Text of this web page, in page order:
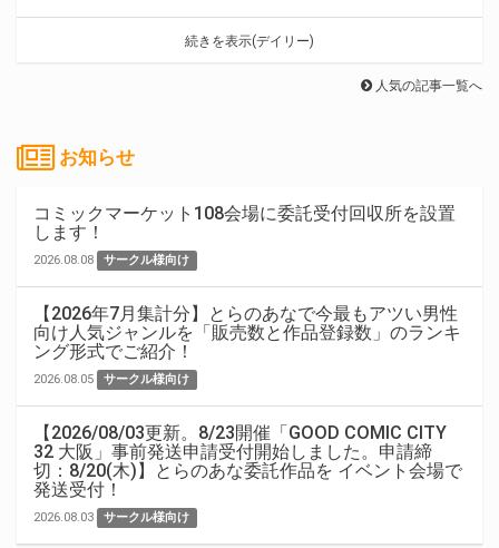
続きを表示(デイリー)
人気の記事一覧へ
お知らせ
コミックマーケット108会場に委託受付回収所を設置
します！
2026.08.08 サークル様向け
【2026年7月集計分】とらのあなで今最もアツい男性
向け人気ジャンルを「販売数と作品登録数」のランキ
ング形式でご紹介！
2026.08.05 サークル様向け
【2026/08/03更新。8/23開催「GOOD COMIC CITY
32 大阪」事前発送申請受付開始しました。申請締
切：8/20(木)】とらのあな委託作品を イベント会場で
発送受付！
2026.08.03 サークル様向け